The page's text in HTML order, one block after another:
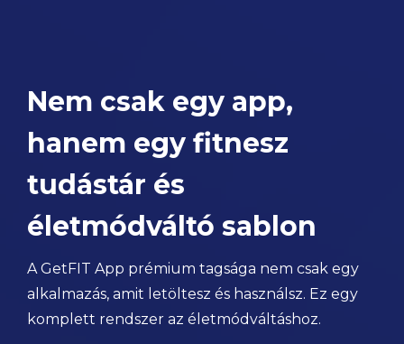
Nem csak egy app,
hanem egy fitnesz
tudástár és
életmódváltó sablon
A GetFIT App prémium tagsága nem csak egy
alkalmazás, amit letöltesz és használsz. Ez egy
komplett rendszer az életmódváltáshoz.